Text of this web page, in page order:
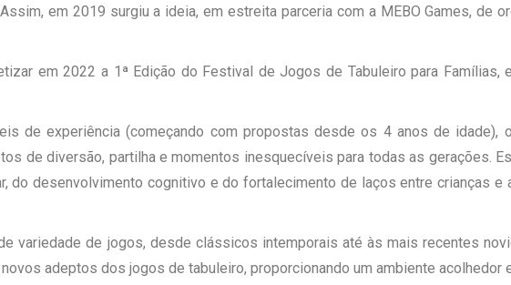
em 2019 surgiu a ideia, em estreita parceria com a MEBO Games, de
em 2022 a 1ª Edição do Festival de Jogos de Tabuleiro para Famílias,
de experiência (começando com propostas desde os 4 anos de idade),
de diversão, partilha e momentos inesquecíveis para todas as gerações.
do desenvolvimento cognitivo e do fortalecimento de laços entre crianças e
variedade de jogos, desde clássicos intemporais até às mais recentes
adeptos dos jogos de tabuleiro, proporcionando um ambiente acolhedor